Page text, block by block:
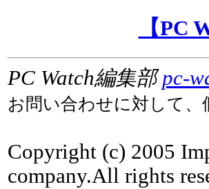
【PC
PC Watch編集部pc-
お問い合わせに対して
Copyright (c) 2005
company.All rights